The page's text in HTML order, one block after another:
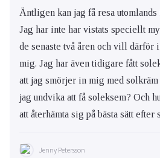
Äntligen kan jag få resa
Jag har inte har vistats speciellt
de senaste två åren och vill därför
mig. Jag har även tidigare fått
att jag smörjer in mig med solkräm
jag undvika att få soleksem? Och
att återhämta sig på bästa sätt efter
Jenny Petersson